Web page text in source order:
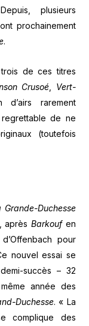
plusieurs
prochainement
.
de ces titres
Crusoé, Vert-
d’airs rarement
regrettable de ne
(toutefois
Grande-Duchesse
après Barkoufen
pour
nouvel essai se
succès – 32
année des
Duchesse. « La
complique des